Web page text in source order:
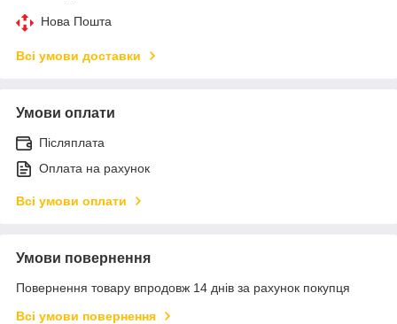
Нова Пошта
Всі умови доставки
Умови оплати
Післяплата
Оплата на рахунок
Всі умови оплати
Умови повернення
Повернення товару впродовж 14 днів за рахунок покупця
Всі умови повернення